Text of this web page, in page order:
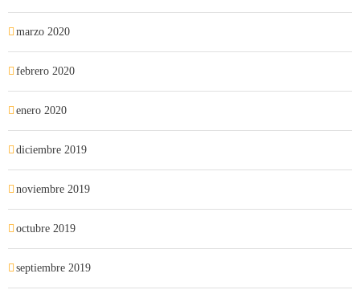
marzo 2020
febrero 2020
enero 2020
diciembre 2019
noviembre 2019
octubre 2019
septiembre 2019